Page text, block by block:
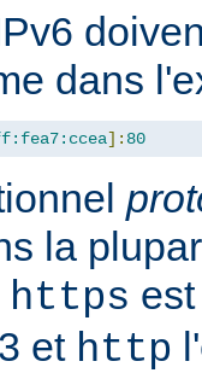
dans
]: 80
la
https
et http